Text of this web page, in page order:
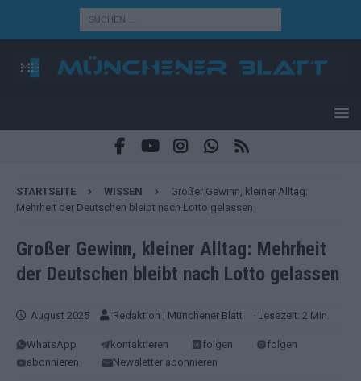
STARTSEITE WISSEN
Großer Gewinn, kleiner Alltag:
Mehrheit der Deutschen bleibt nach Lotto gelassen
Großer Gewinn, kleiner Alltag: Mehrheit
der Deutschen bleibt nach Lotto gelassen
August 2025 Redaktion | Münchener Blatt · Lesezeit: 2 Min.
WhatsApp kontaktieren folgen
folgen
abonnieren
Newsletter abonnieren